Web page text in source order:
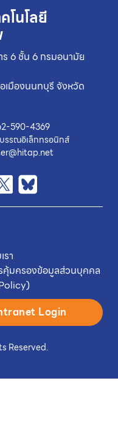
Reserved.
โนโลยี
6 ชั้น 6 กรมอนามัย
มืองนนทบุรี จังหวัด
590-4369
รรณอิเล็กทรอนิกส์
รา
คุ้มครองข้อมูลส่วนบุคคล
Login